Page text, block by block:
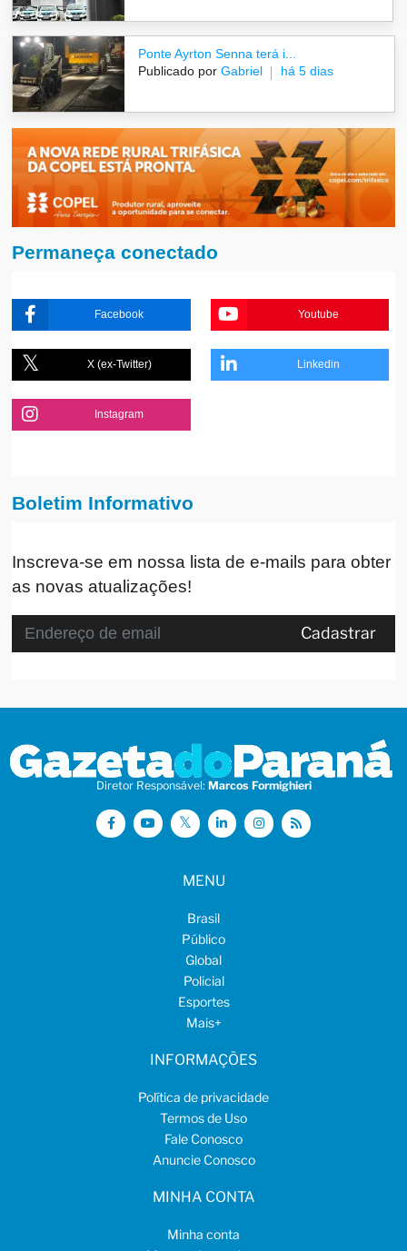
Ponte Ayrton Senna terá i...
Publicado por Gabriel há 5 dias
Permaneça conectado
Facebook Youtube
X (ex-Twitter) Linkedin
Instagram
Boletim Informativo
Inscreva-se em nossa lista de e-mails para obter
as novas atualizações!
Cadastrar
Diretor Responsável: Marcos Formighieri
MENU
Brasil
Público
Global
Policial
Esportes
Mais+
INFORMAÇÕES
Política de privacidade
Termos de Uso
Fale Conosco
Anuncie Conosco
MINHA CONTA
Minha conta